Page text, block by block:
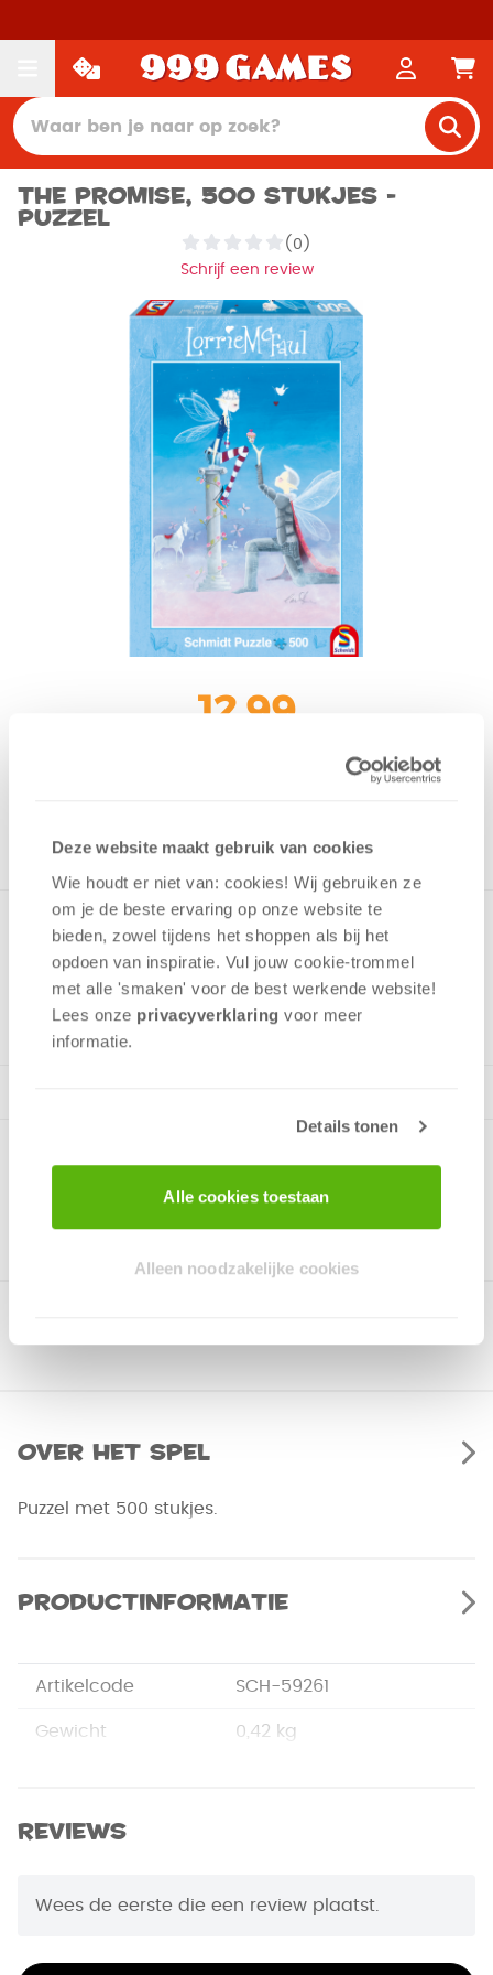
Deze website maakt gebruik van cookies
Wie houdt er niet van: cookies! Wij gebruiken ze
om je de beste ervaring op onze website te
bieden, zowel tijdens het shoppen als bij het
opdoen van inspiratie. Vul jouw cookie-trommel
met alle 'smaken' voor de best werkende website​!
Lees onze privacyverklaring voor meer
informatie.
Details tonen
Alle cookies toestaan
Alleen noodzakelijke cookies
The Promise, 500 stukjes -
Puzzel
(0)
Schrijf een review
12,99
ONTVANG 120 OVERWINNINGSPUNTEN
v.a. 10 jaar
Over het spel
Puzzel met 500 stukjes.
Productinformatie
Artikelcode SCH-59261
Gewicht 0,42 kg
Afmetingen
Puzzelstukjes 500
Reviews
Wees de eerste die een review plaatst.